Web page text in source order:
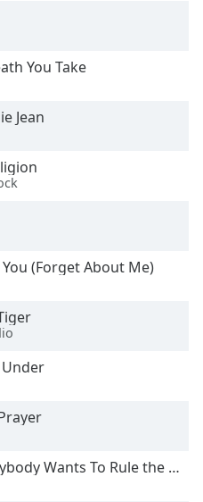
You Take
Jean
(Forget About Me)
Wants To Rule the World